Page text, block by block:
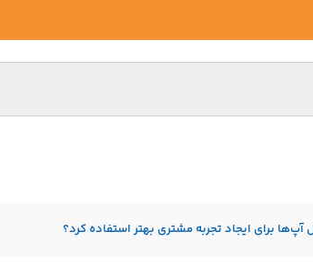
برای ایجاد تجربه مشتری بهتر استفاده کرد؟